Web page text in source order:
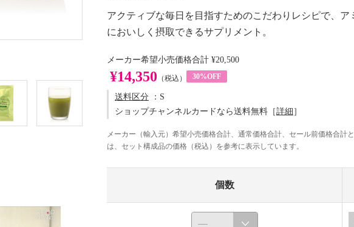
アクティブな毎日を目指すためのこだわりレシピで、ア
においしく摂取できるサプリメント。
メーカー希望小売価格合計 ¥20,500
¥14,350 （税込） 30%OFF
送料区分 ：S
ショップチャンネルカードなら送料無料［詳細 ］
メーカー（輸入元）希望小売価格合計、通常価格合計、セール前価格合計
は、セット構成品の価格（税込）を参考に表示しています。
個数